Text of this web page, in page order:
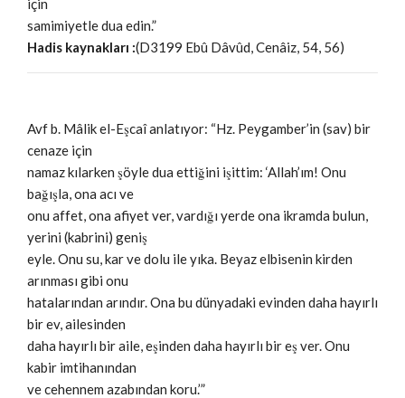
için
samimiyetle dua edin.”
Hadis kaynakları :(D3199 Ebû Dâvûd, Cenâiz, 54, 56)
Avf b. Mâlik el-Eşcaî anlatıyor: “Hz. Peygamber’in (sav) bir
cenaze için
namaz kılarken şöyle dua ettiğini işittim: ‘Allah’ım! Onu
bağışla, ona acı ve
onu affet, ona afiyet ver, vardığı yerde ona ikramda bulun,
yerini (kabrini) geniş
eyle. Onu su, kar ve dolu ile yıka. Beyaz elbisenin kirden
arınması gibi onu
hatalarından arındır. Ona bu dünyadaki evinden daha hayırlı
bir ev, ailesinden
daha hayırlı bir aile, eşinden daha hayırlı bir eş ver. Onu
kabir imtihanından
ve cehennem azabından koru.’”